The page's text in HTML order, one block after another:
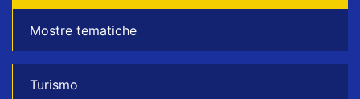
Mostre tematiche
Turismo